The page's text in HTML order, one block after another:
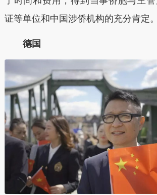
证等单位和中国涉侨机构的充分肯定。
德国